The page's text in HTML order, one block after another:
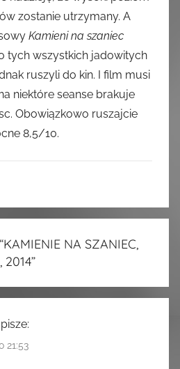
zostanie utrzymany. A
Kamieni na szaniec
tych wszystkich jadowitych
ruszyli do kin. I film musi
niektóre seanse brakuje
Obowiązkowo ruszajcie
8,5/10.
KAMIENIE NA SZANIEC,
2014”
pisze:
21:53